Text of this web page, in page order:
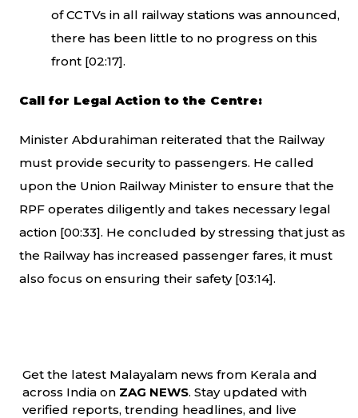
of CCTVs in all railway stations was announced,
there has been little to no progress on this
front [02:17].
Call for Legal Action to the Centre:
Minister Abdurahiman reiterated that the Railway
must provide security to passengers. He called
upon the Union Railway Minister to ensure that the
RPF operates diligently and takes necessary legal
action [00:33]. He concluded by stressing that just as
the Railway has increased passenger fares, it must
also focus on ensuring their safety [03:14].
Get the latest Malayalam news from Kerala and
across India on ZAG NEWS. Stay updated with
verified reports, trending headlines, and live